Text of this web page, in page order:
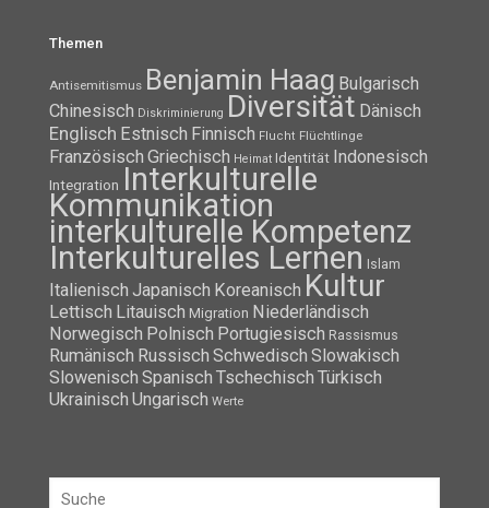
Themen
Antisemitismus Benjamin Haag Bulgarisch
Chinesisch Diskriminierung Diversität Dänisch
Englisch Estnisch Finnisch Flucht Flüchtlinge
Französisch Griechisch Heimat Identität Indonesisch
Integration Interkulturelle
Kommunikation
interkulturelle Kompetenz
Interkulturelles Lernen Islam
Italienisch Japanisch Koreanisch Kultur
Lettisch Litauisch Migration Niederländisch
Norwegisch Polnisch Portugiesisch Rassismus
Rumänisch Russisch Schwedisch Slowakisch
Slowenisch Spanisch Tschechisch Türkisch
Ukrainisch Ungarisch Werte